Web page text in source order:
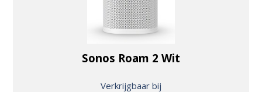
Sonos Roam 2 Wit
Verkrijgbaar bij